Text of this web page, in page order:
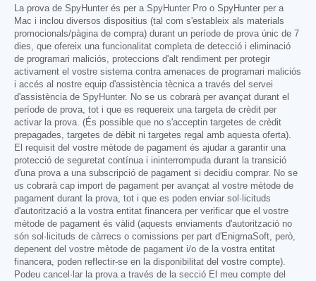
La prova de SpyHunter és per a SpyHunter Pro o SpyHunter per a
Mac i inclou diversos dispositius (tal com s'estableix als materials
promocionals/pàgina de compra) durant un període de prova únic de 7
dies, que ofereix una funcionalitat completa de detecció i eliminació
de programari maliciós, proteccions d'alt rendiment per protegir
activament el vostre sistema contra amenaces de programari maliciós
i accés al nostre equip d'assistència tècnica a través del servei
d'assistència de SpyHunter. No se us cobrarà per avançat durant el
període de prova, tot i que es requereix una targeta de crèdit per
activar la prova. (És possible que no s'acceptin targetes de crèdit
prepagades, targetes de dèbit ni targetes regal amb aquesta oferta).
El requisit del vostre mètode de pagament és ajudar a garantir una
protecció de seguretat contínua i ininterrompuda durant la transició
d'una prova a una subscripció de pagament si decidiu comprar. No se
us cobrarà cap import de pagament per avançat al vostre mètode de
pagament durant la prova, tot i que es poden enviar sol·licituds
d'autorització a la vostra entitat financera per verificar que el vostre
mètode de pagament és vàlid (aquests enviaments d'autorització no
són sol·licituds de càrrecs o comissions per part d'EnigmaSoft, però,
depenent del vostre mètode de pagament i/o de la vostra entitat
financera, poden reflectir-se en la disponibilitat del vostre compte).
Podeu cancel·lar la prova a través de la secció El meu compte del